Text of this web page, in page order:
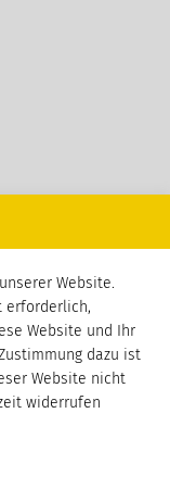
Website.
erforderlich,
Website und Ihr
dazu ist
Website nicht
widerrufen